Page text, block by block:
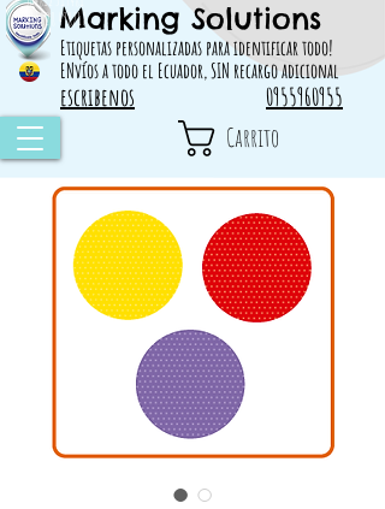
Marking Solutions
Etiquetas personalizadas para identificar todo!
ENvíos a todo el Ecuador, SIN recargo adicional
314828 498717
escribenos 0955960955
Carrito